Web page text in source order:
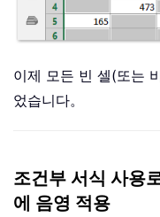
이제 모든 빈 셀(또는
었습니다。
조건부 서식 사용
에 음영 적용